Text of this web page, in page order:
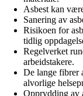
Asbest kan
Sanering av
Risikoen for
tidlig
Regelverket
arbeidstakere.
De lange fibrer
alvorlige
Opprydding av